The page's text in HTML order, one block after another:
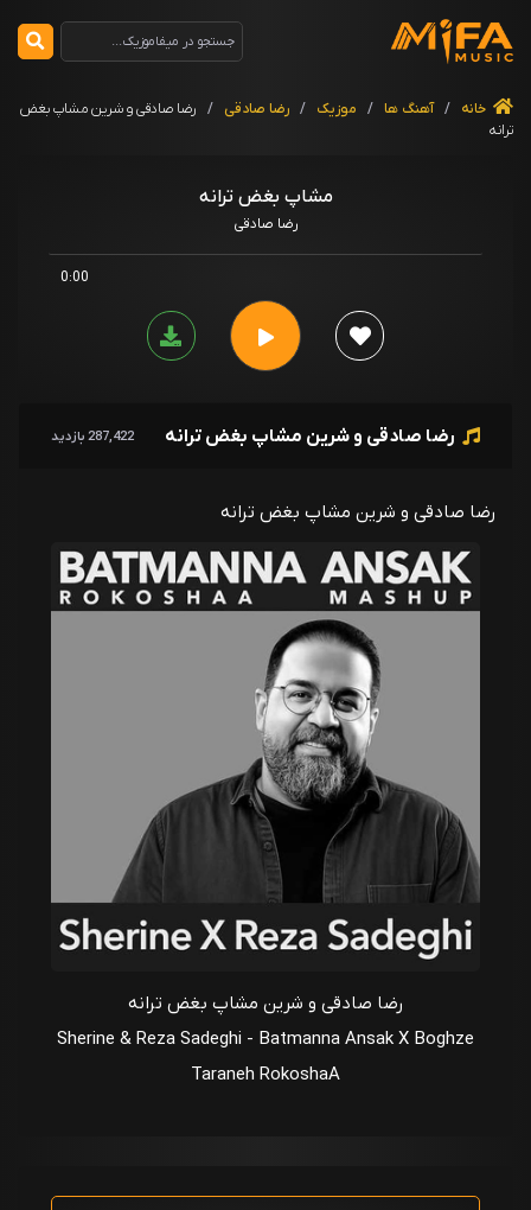
خانه / آهنگ ها / موزیک / رضا صادقی /
رضا صادقی و شرین مشاپ بغض
ترانه
مشاپ بغض ترانه
رضا صادقی
0:00
رضا صادقی و شرین مشاپ بغض ترانه 287,422 بازدید
رضا صادقی و شرین مشاپ بغض ترانه
رضا صادقی و شرین مشاپ بغض ترانه
Sherine & Reza Sadeghi - Batmanna Ansak X Boghze
Taraneh RokoshaA